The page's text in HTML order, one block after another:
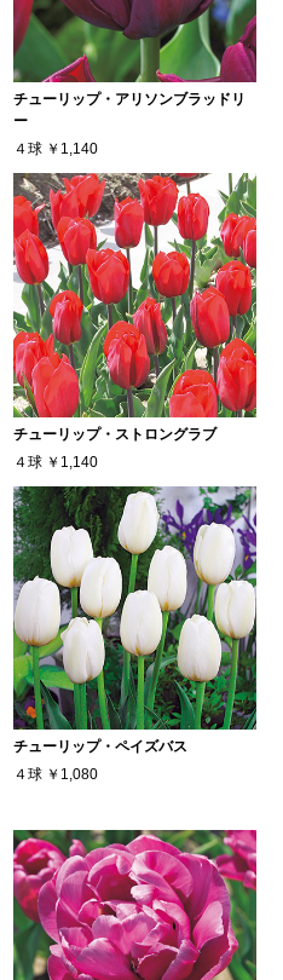
チューリップ・アリソンブラッドリ
ー
４球 ￥1,140
チューリップ・ストロングラブ
４球 ￥1,140
チューリップ・ペイズバス
４球 ￥1,080